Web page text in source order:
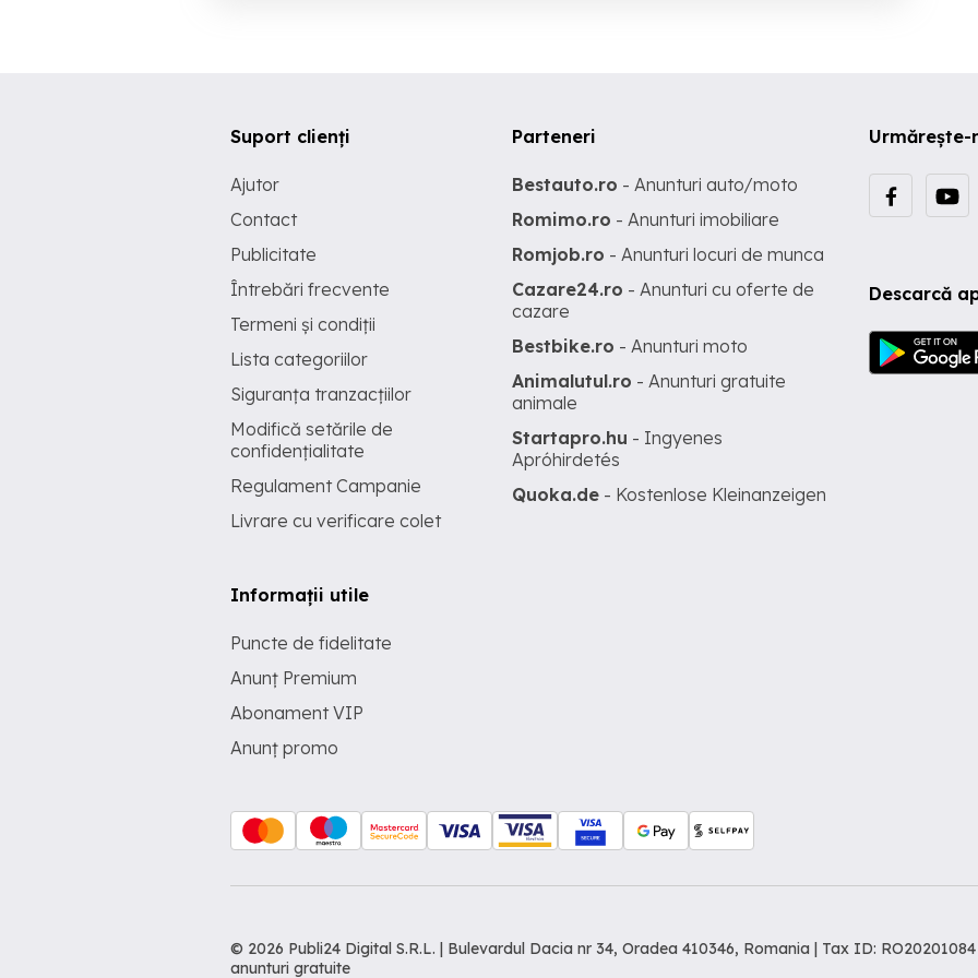
Urmărește-
Descarcă
Suport clienți
Ajutor
Contact
Publicitate
Întrebări frecvente
Termeni și condiții
Lista categoriilor
Siguranța tranzacțiilor
Modifică setările de
confidențialitate
Regulament Campanie
Livrare cu verificare colet
Informații utile
Puncte de fidelitate
Anunț Premium
Abonament VIP
Anunț promo
Parteneri
Bestauto.ro - Anunturi auto/moto
Romimo.ro - Anunturi imobiliare
Romjob.ro - Anunturi locuri de munca
Cazare24.ro - Anunturi cu oferte de
cazare
Bestbike.ro - Anunturi moto
Animalutul.ro - Anunturi gratuite
animale
Startapro.hu - Ingyenes
Apróhirdetés
Quoka.de - Kostenlose Kleinanzeigen
© 2026 Publi24 Digital S.R.L. | Bulevardul Dacia nr 34, Oradea 410346, Romania | Tax ID:
anunturi gratuite